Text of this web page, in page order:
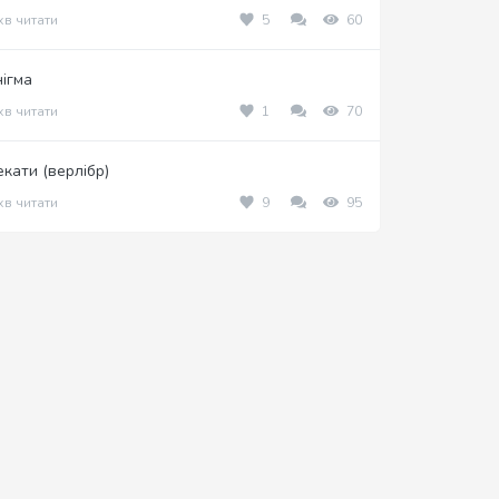
читати 5 60
читати 1 70
(верлібр)
читати 9 95